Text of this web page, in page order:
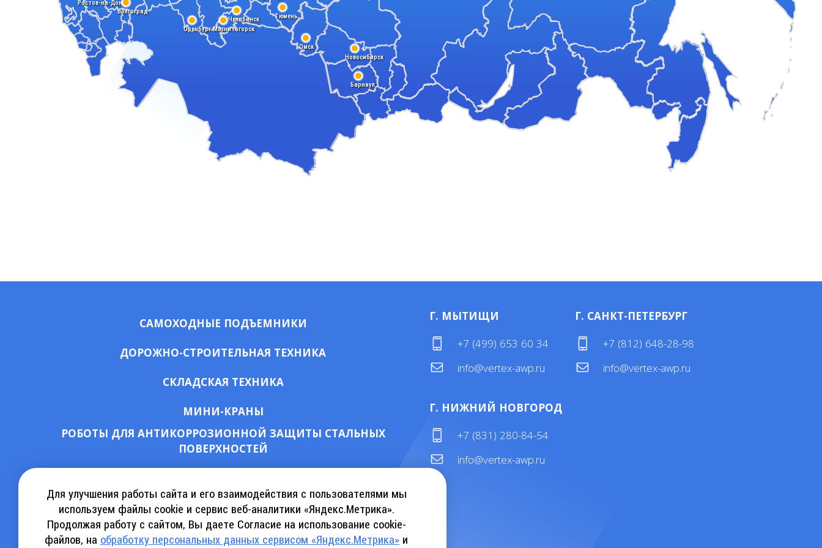
Барнаул
Тюмень
Волгоград
Новосибирск
Магнитогорск
Оренбург
Челябинск
Ростов-на-Дону
Омск
САМОХОДНЫЕ ПОДЪЕМНИКИ
ДОРОЖНО-СТРОИТЕЛЬНАЯ ТЕХНИКА
СКЛАДСКАЯ ТЕХНИКА
МИНИ-КРАНЫ
РОБОТЫ ДЛЯ АНТИКОРРОЗИОННОЙ ЗАЩИТЫ СТАЛЬНЫХ
ПОВЕРХНОСТЕЙ
СКАЧАТЬ КАТАЛОГ АРЕНДЫ КАТАЛОГ KEBU CRANE
СКАЧАТЬ КАТАЛОГ SINOBOOM СКАЧАТЬ КАТАЛОГ INSLIFT
Г. МЫТИЩИ
+7 (499) 653 60 34
info@vertex-awp.ru
Г. НИЖНИЙ НОВГОРОД
+7 (831) 280-84-54
info@vertex-awp.ru
Г. САНКТ-ПЕТЕРБУРГ
+7 (812) 648-28-98
info@vertex-awp.ru
Для улучшения работы сайта и его взаимодействия с пользователями мы
используем файлы cookie и сервис веб-аналитики «Яндекс.Метрика».
Продолжая работу с сайтом, Вы даете Согласие на использование cookie-
файлов, на обработку персональных данных сервисом «Яндекс.Метрика» и